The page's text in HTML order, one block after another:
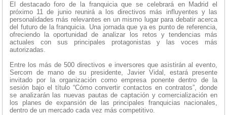
El destacado foro de la franquicia que se celebrará en Madrid el
próximo 11 de junio reunirá a los directivos más influyentes y las
personalidades más relevantes en un mismo lugar para debatir acerca
del futuro de la franquicia. Una jornada que ya es punto de referencia,
ofreciendo la oportunidad de analizar los retos y tendencias más
actuales con sus principales protagonistas y las voces más
autorizadas.
Entre los más de 500 directivos e inversores que asistirán al evento,
Sercom de mano de su presidente, Javier Vidal, estará presente
invitado por la organización como empresa ponente dentro de la
sesión bajo el título “Cómo convertir contactos en contratos”, donde
se analizarán las nuevas pautas de captación y comercialización en
los planes de expansión de las principales franquicias nacionales,
dentro de un mercado cada vez más competitivo.